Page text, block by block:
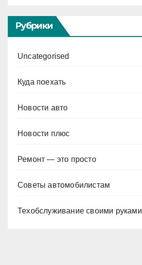
Рубрики
Uncategorised
Куда поехать
Новости авто
Новости плюс
Ремонт — это просто
Советы автомобилистам
Техобслуживание своими руками